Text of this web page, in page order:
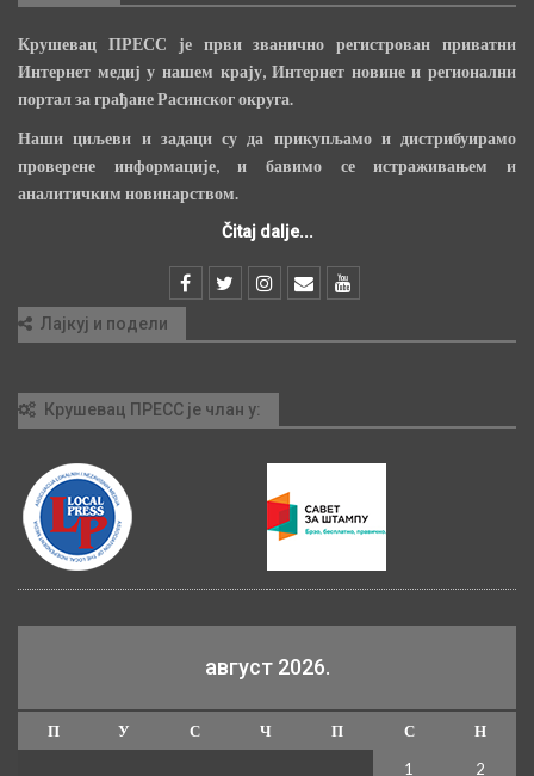
Крушевац ПРЕСС је први званично регистрован приватни
Интернет медиј у нашем крају, Интернет новине и регионални
портал за грађане Расинског округа.
Наши циљеви и задаци су да прикупљамо и дистрибуирамо
проверене информације, и бавимо се истраживањем и
аналитичким новинарством.
Čitaj dalje...
Лајкуј и подели
Крушевац ПРЕСС је члан у:
август 2026.
П У С Ч П С
Н
1
2